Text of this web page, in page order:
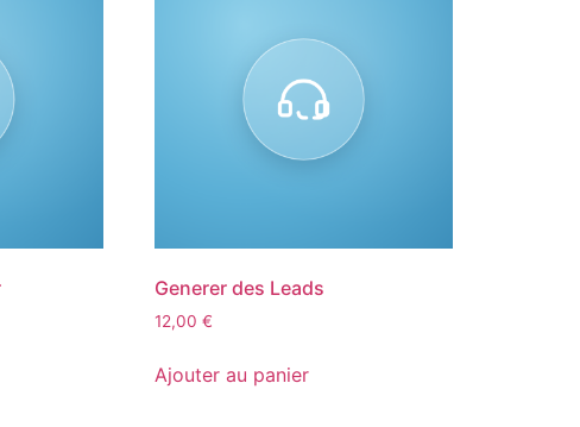
Generer des Leads
12,00€
Ajouter au panier